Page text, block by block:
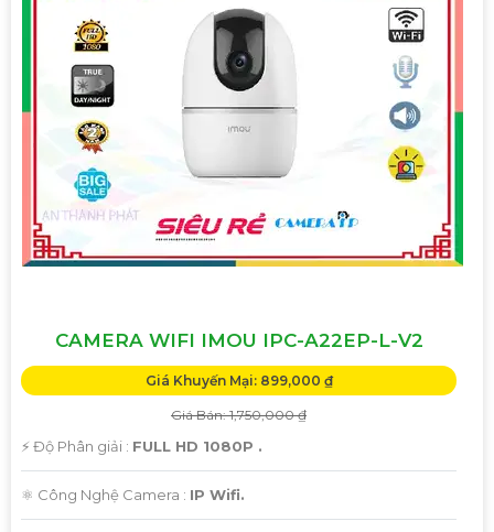
CAMERA WIFI IMOU IPC-A22EP-L-V2
Giá Khuyến Mại: 899,000 ₫
Giá Bán: 1,750,000 ₫
️⚡ Độ Phân giải : FULL HD 1080P .
⚛️ Công Nghệ Camera : IP Wifi.